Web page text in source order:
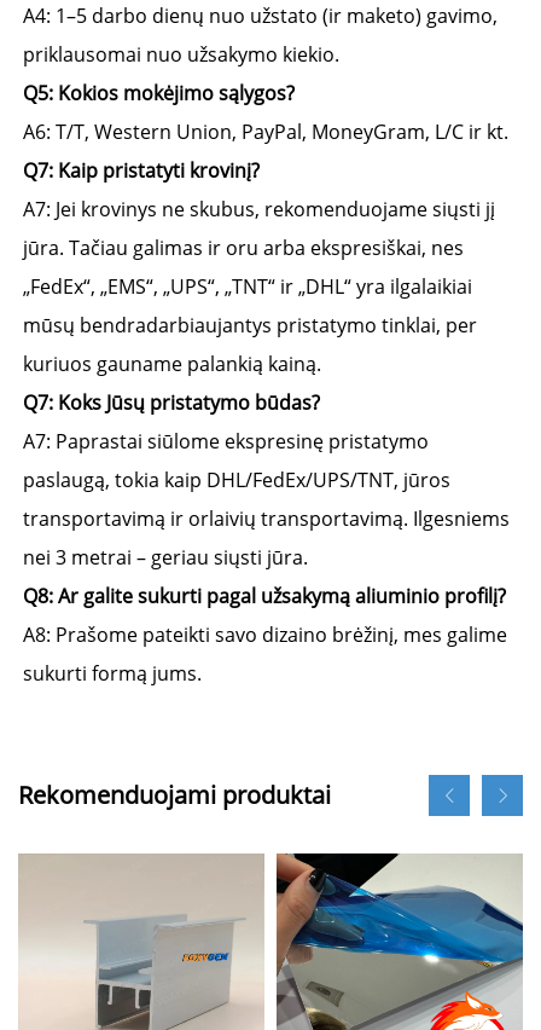
A4: 1–5 darbo dienų nuo užstato (ir maketo) gavimo,
priklausomai nuo užsakymo kiekio.
Q5: Kokios mokėjimo sąlygos?
A6: T/T, Western Union, PayPal, MoneyGram, L/C ir kt.
Q7: Kaip pristatyti krovinį?
A7: Jei krovinys ne skubus, rekomenduojame siųsti jį
jūra. Tačiau galimas ir oru arba ekspresiškai, nes
„FedEx“, „EMS“, „UPS“, „TNT“ ir „DHL“ yra ilgalaikiai
mūsų bendradarbiaujantys pristatymo tinklai, per
kuriuos gauname palankią kainą.
Q7: Koks Jūsų pristatymo būdas?
A7: Paprastai siūlome ekspresinę pristatymo
paslaugą, tokia kaip DHL/FedEx/UPS/TNT, jūros
transportavimą ir orlaivių transportavimą. Ilgesniems
nei 3 metrai – geriau siųsti jūra.
Q8: Ar galite sukurti pagal užsakymą aliuminio profilį?
A8: Prašome pateikti savo dizaino brėžinį, mes galime
sukurti formą jums.
Rekomenduojami produktai